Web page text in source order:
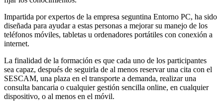
Impartida por expertos de la empresa seguntina Entorno PC, ha sido
diseñada para ayudar a estas personas a mejorar su manejo de los
teléfonos móviles, tabletas u ordenadores portátiles con conexión a
internet.
La finalidad de la formación es que cada uno de los participantes
sea capaz, después de seguirla de al menos reservar una cita con el
SESCAM, una plaza en el transporte a demanda, realizar una
consulta bancaria o cualquier gestión sencilla online, en cualquier
dispositivo, o al menos en el móvil.